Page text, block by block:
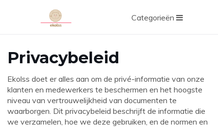
Categorieën
Privacybeleid
Ekolss doet er alles aan om de privé-informatie van onze
klanten en medewerkers te beschermen en het hoogste
niveau van vertrouwelijkheid van documenten te
waarborgen. Dit privacybeleid beschrijft de informatie die
we verzamelen, hoe we deze gebruiken, en de normen en